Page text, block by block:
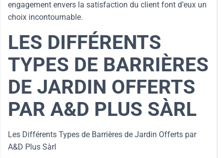
engagement envers la satisfaction du client font d’eux un
choix incontournable.
LES DIFFÉRENTS
TYPES DE BARRIÈRES
DE JARDIN OFFERTS
PAR A&D PLUS SÀRL
Les Différents Types de Barrières de Jardin Offerts par
A&D Plus Sàrl